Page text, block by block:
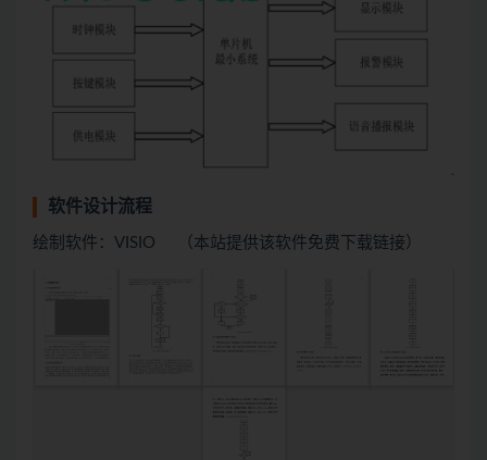
软件设计流程
绘制软件：VISIO （本站提供该软件免费下载链接）